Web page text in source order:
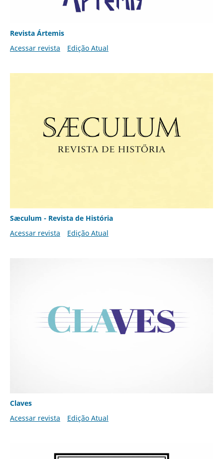
Revista Ártemis
Acessar revista
Edição Atual
Sæculum - Revista de História
Acessar revista
Edição Atual
Claves
Acessar revista
Edição Atual